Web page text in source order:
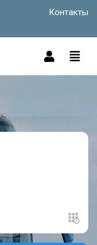
Контакты